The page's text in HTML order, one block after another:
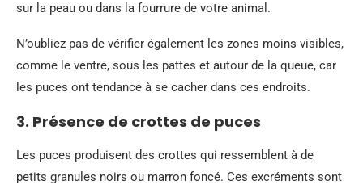
sur la peau ou dans la fourrure de votre animal.
N’oubliez pas de vérifier également les zones moins visibles,
comme le ventre, sous les pattes et autour de la queue, car
les puces ont tendance à se cacher dans ces endroits.
3. Présence de crottes de puces
Les puces produisent des crottes qui ressemblent à de
petits granules noirs ou marron foncé. Ces excréments sont